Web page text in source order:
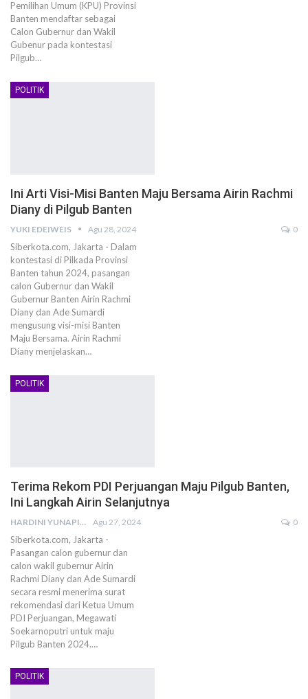
Pemilihan Umum (KPU) Provinsi
Banten mendaftar sebagai
Calon Gubernur dan Wakil
Gubenur pada kontestasi
Pilgub…
POLITIK
Ini Arti Visi-Misi Banten Maju Bersama Airin Rachmi
Diany di Pilgub Banten
YUKI EDEIWEIS Agu 28, 2024 0
Siberkota.com, Jakarta - Dalam
kontestasi di Pilkada Provinsi
Banten tahun 2024, pasangan
calon Gubernur dan Wakil
Gubernur Banten Airin Rachmi
Diany dan Ade Sumardi
mengusung visi-misi Banten
Maju Bersama. Airin Rachmi
Diany menjelaskan…
POLITIK
Terima Rekom PDI Perjuangan Maju Pilgub Banten,
Ini Langkah Airin Selanjutnya
HARDINI YUNAPI Agu 27, 2024 0
Siberkota.com, Jakarta -
Pasangan calon gubernur dan
calon wakil gubernur Airin
Rachmi Diany dan Ade Sumardi
secara resmi menerima surat
rekomendasi dari Ketua Umum
PDI Perjuangan, Megawati
Soekarnoputri untuk maju
Pilgub Banten 2024.…
POLITIK